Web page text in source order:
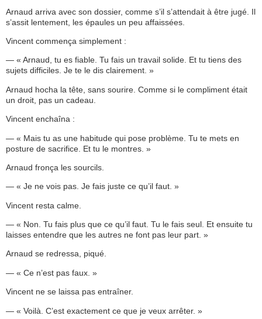
Arnaud arriva avec son dossier, comme s’il s’attendait à être jugé. Il
s’assit lentement, les épaules un peu affaissées.
Vincent commença simplement :
— « Arnaud, tu es fiable. Tu fais un travail solide. Et tu tiens des
sujets difficiles. Je te le dis clairement. »
Arnaud hocha la tête, sans sourire. Comme si le compliment était
un droit, pas un cadeau.
Vincent enchaîna :
— « Mais tu as une habitude qui pose problème. Tu te mets en
posture de sacrifice. Et tu le montres. »
Arnaud fronça les sourcils.
— « Je ne vois pas. Je fais juste ce qu’il faut. »
Vincent resta calme.
— « Non. Tu fais plus que ce qu’il faut. Tu le fais seul. Et ensuite tu
laisses entendre que les autres ne font pas leur part. »
Arnaud se redressa, piqué.
— « Ce n’est pas faux. »
Vincent ne se laissa pas entraîner.
— « Voilà. C’est exactement ce que je veux arrêter. »